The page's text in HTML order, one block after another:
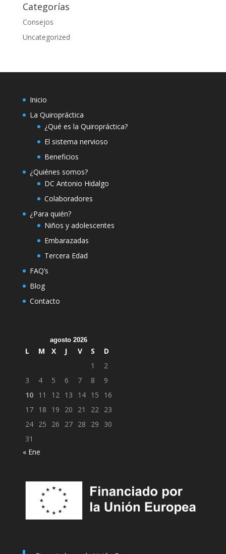
Categorías
Consejos
Uncategorized
Inicio
La Quiropráctica
¿Qué es la Quiropráctica?
El sistema nervioso
Beneficios
¿Quiénes somos?
DC Antonio Hidalgo
Colaboradores
¿Para quién?
Niños y adolescentes
Embarazadas
Tercera Edad
FAQ’s
Blog
Contacto
agosto 2026
L M X J V S
D
1
2
3
4 5 6 7 8
9
10 11 12 13 14 15
16
17 18 19 20 21 22 23
24 25 26 27 28 29
30
31
« Ene